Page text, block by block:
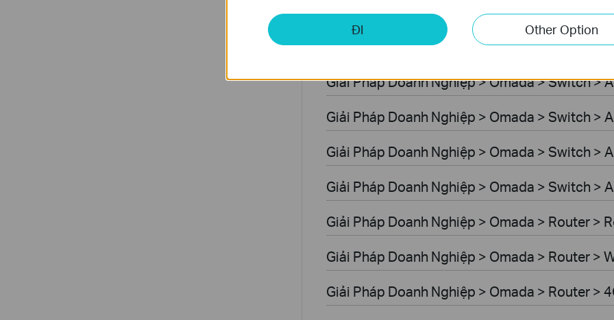
Giải Pháp Doanh Nghiệp > Omada > WiFi >
Giải Pháp Doanh Nghiệp > Omada > Switch >
Giải Pháp Doanh Nghiệp > Omada > Switch >
Giải Pháp Doanh Nghiệp > Omada > Switch >
Giải Pháp Doanh Nghiệp > Omada > Switch >
Giải Pháp Doanh Nghiệp > Omada > Switch >
Giải Pháp Doanh Nghiệp > Omada > Router >
Giải Pháp Doanh Nghiệp > Omada > Router >
Giải Pháp Doanh Nghiệp > Omada > Router >
ĐI Other Option